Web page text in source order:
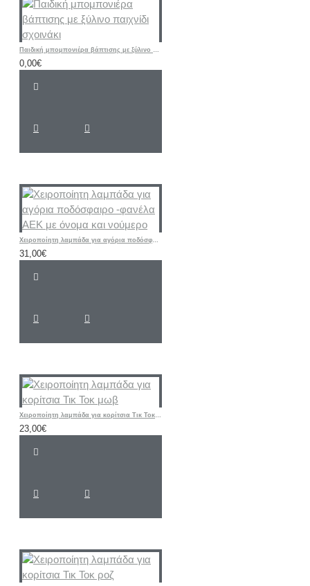
Παιδική μπομπονιέρα βάπτισης με ξύλινο παιχνίδι σχοινάκι
0,00€
Χειροποίητη λαμπάδα για αγόρια ποδόσφαιρο -φανέλα ΑΕΚ με όνομα και νούμερο
31,00€
Χειροποίητη λαμπάδα για κορίτσια Τικ Τοκ μωβ
23,00€